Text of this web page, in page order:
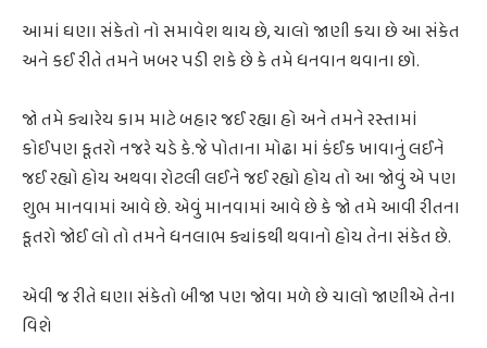
આમાં ઘણા સંકેતો નો સમાવેશ થાય છે, ચાલો જાણી કયા છે આ સંકેત
અને કઈ રીતે તમને ખબર પડી શકે છે કે તમે ધનવાન થવાના છો.
જો તમે ક્યારેય કામ માટે બહાર જઈ રહ્યા હો અને તમને રસ્તામાં
કોઈપણ કૂતરો નજરે ચડે કે.જે પોતાના મોઢા માં કંઈક ખાવાનું લઈને
જઈ રહ્યો હોય અથવા રોટલી લઈને જઈ રહ્યો હોય તો આ જોવું એ પણ
શુભ માનવામાં આવે છે. એવું માનવામાં આવે છે કે જો તમે આવી રીતના
કૂતરો જોઈ લો તો તમને ધનલાભ ક્યાંકથી થવાનો હોય તેના સંકેત છે.
એવી જ રીતે ઘણા સંકેતો બીજા પણ જોવા મળે છે ચાલો જાણીએ તેના
વિશે